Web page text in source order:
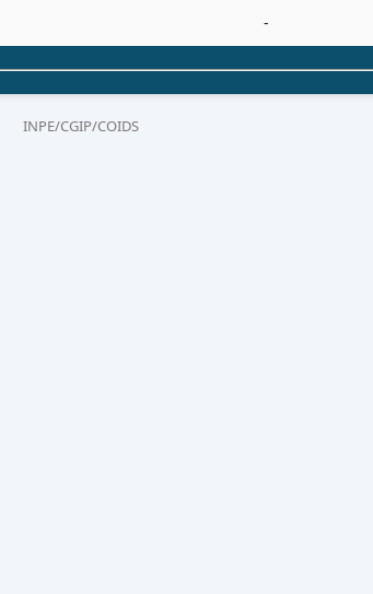
-
INPE/CGIP/COIDS